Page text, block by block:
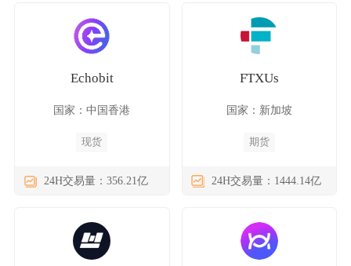
Echobit
国家：中国香港
现货
24H交易量：356.21亿
FTXUs
国家：新加坡
期货
24H交易量：1444.14亿